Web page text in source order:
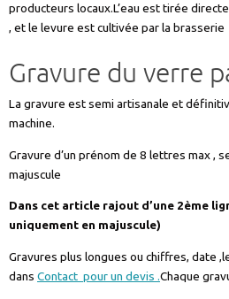
producteurs locaux.L’eau est tirée
, et le levure est cultivée par la brasserie
Gravure du verre
La gravure est semi artisanale et
machine.
Gravure d’un prénom de 8 lettres max ,
majuscule
Dans cet article rajout d’une 2ème
uniquement en majuscule)
Gravures plus longues ou chiffres, date
dans Contact pour un devis .Chaque